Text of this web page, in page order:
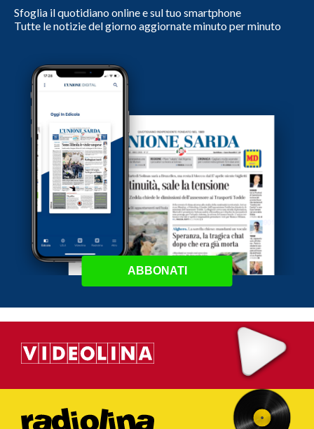
Sfoglia il quotidiano online e sul tuo smartphone
Tutte le notizie del giorno aggiornate minuto per minuto
ABBONATI